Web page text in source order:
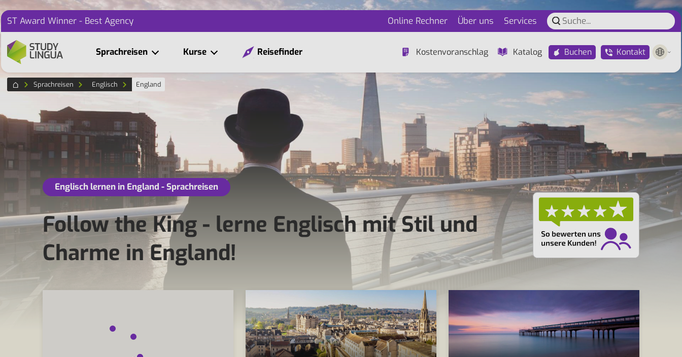
ST Award Winner - Best Agency Online Rechner Über uns Services
Sprachreisen Kurse Reisefinder Kostenvoranschlag Katalog Buchen Kontakt
Sprachreisen Englisch England
Englisch lernen in England - Sprachreisen
Follow the King - lerne Englisch mit Stil und
Charme in England!